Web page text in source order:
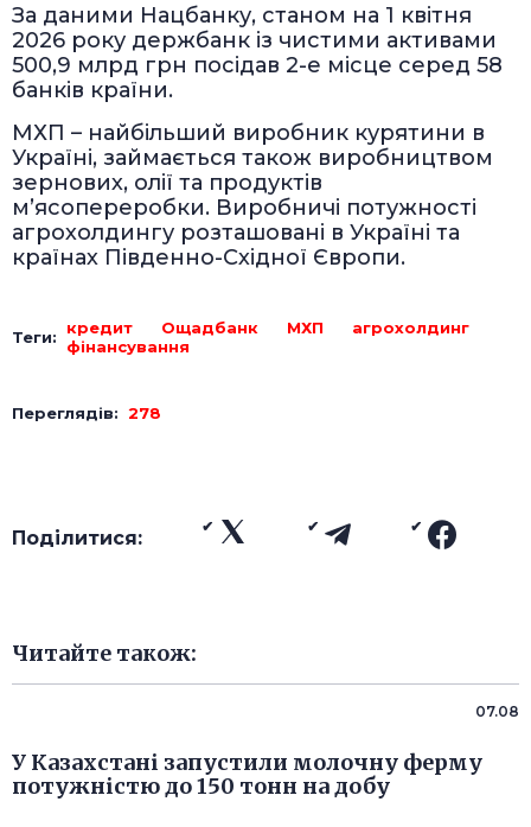
За даними Нацбанку, станом на 1 квітня
2026 року держбанк із чистими активами
500,9 млрд грн посідав 2-е місце серед 58
банків країни.
МХП – найбільший виробник курятини в
Україні, займається також виробництвом
зернових, олії та продуктів
м’ясопереробки. Виробничі потужності
агрохолдингу розташовані в Україні та
країнах Південно-Східної Європи.
Теги: кредит Ощадбанк МХП
агрохолдинг
фінансування
Переглядів: 278
Поділитися:
Читайте також:
07.08
У Казахстані запустили молочну ферму
потужністю до 150 тонн на добу